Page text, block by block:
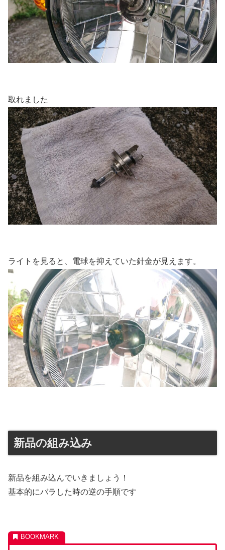
取れました
ライトを見ると、電球を抑えていた針金が見えます。
新品の組み込み
新品を組み込んでいきましょう！
基本的にバラした時の逆の手順です